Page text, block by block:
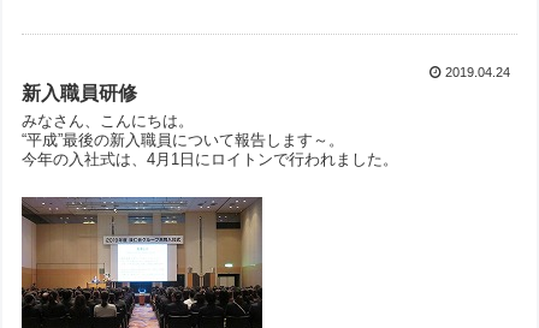
2019.04.24
新入職員研修
みなさん、こんにちは。
“平成”最後の新入職員について報告します～。
今年の入社式は、4月1日にロイトンで行われました。